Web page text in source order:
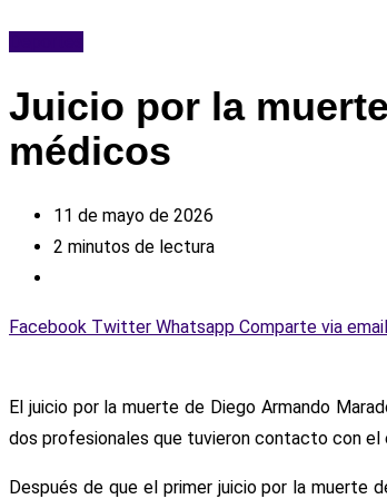
Juicio por la
médicos
11 de mayo de 2026
2 minutos de lectura
Facebook Twitter Whatsapp Comparte via email
El juicio por la muerte de Diego Armando
dos profesionales que tuvieron contacto con
Después de que el primer juicio por la muerte